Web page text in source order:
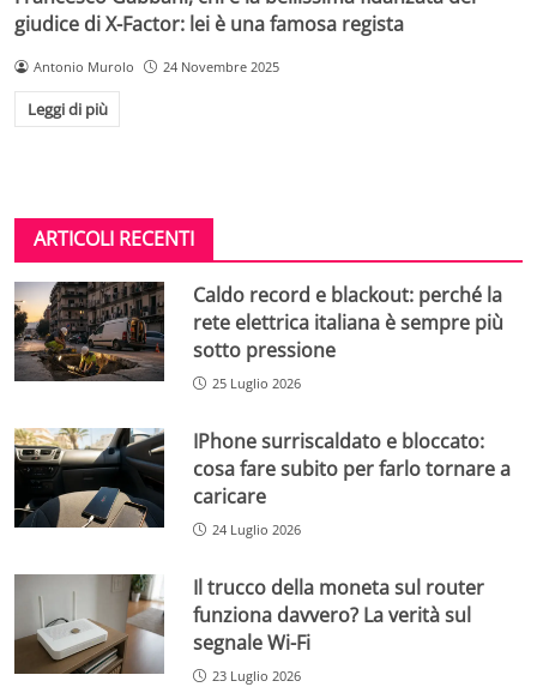
giudice di X-Factor: lei è una famosa regista
Antonio Murolo 24 Novembre 2025
Leggi di più
ARTICOLI RECENTI
Caldo record e blackout: perché la
rete elettrica italiana è sempre più
sotto pressione
25 Luglio 2026
IPhone surriscaldato e bloccato:
cosa fare subito per farlo tornare a
caricare
24 Luglio 2026
Il trucco della moneta sul router
funziona davvero? La verità sul
segnale Wi-Fi
23 Luglio 2026